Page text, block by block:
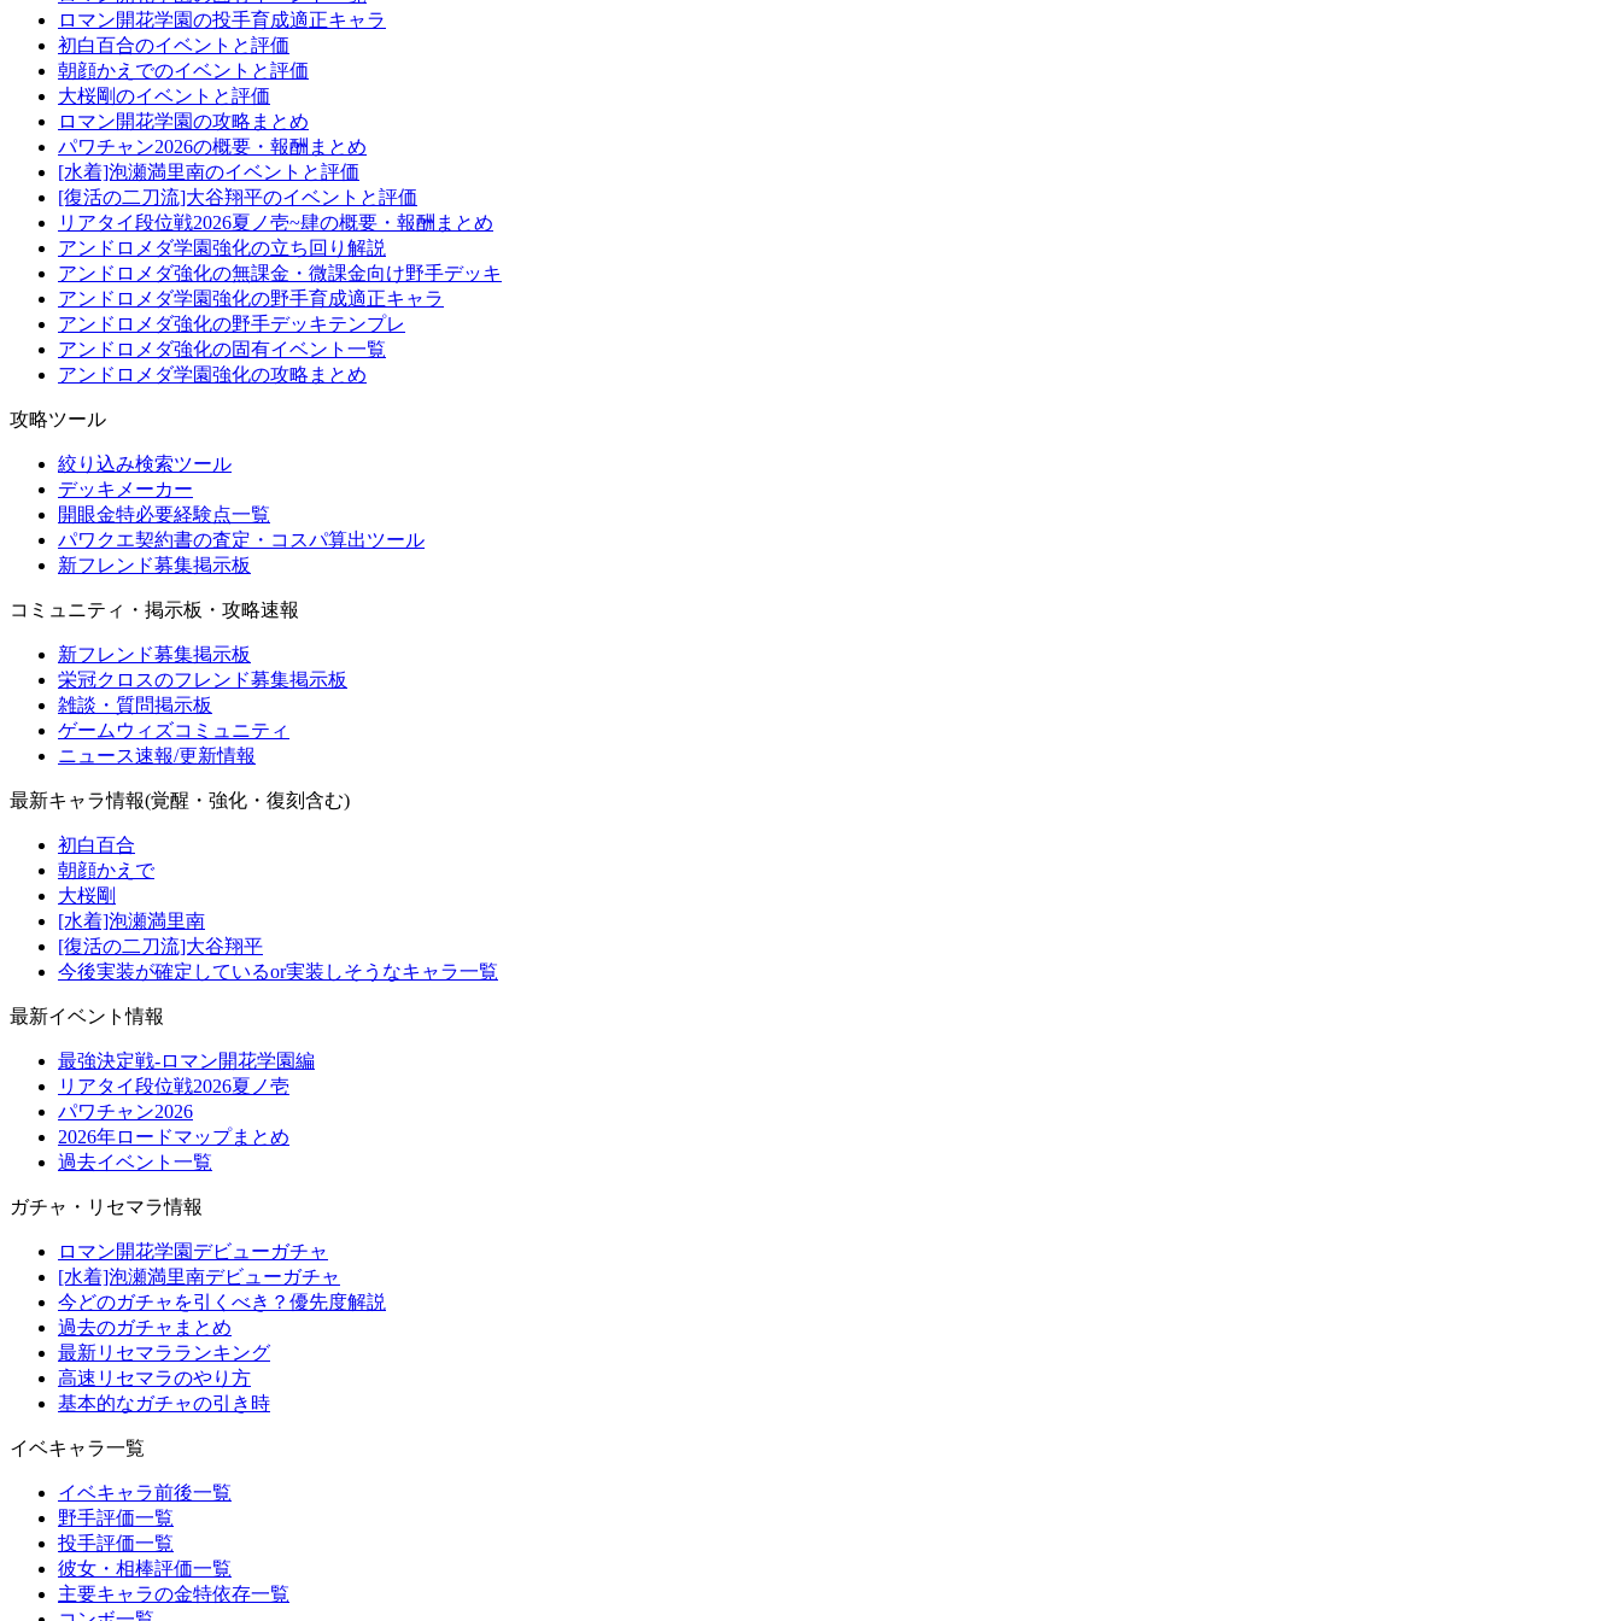
ロマン開花学園の投手育成適正キャラ
初白百合のイベントと評価
朝顔かえでのイベントと評価
大桜剛のイベントと評価
ロマン開花学園の攻略まとめ
パワチャン2026の概要・報酬まとめ
[水着]泡瀬満里南のイベントと評価
[復活の二刀流]大谷翔平のイベントと評価
リアタイ段位戦2026夏ノ壱~肆の概要・報酬まとめ
アンドロメダ学園強化の立ち回り解説
アンドロメダ強化の無課金・微課金向け野手デッキ
アンドロメダ学園強化の野手育成適正キャラ
アンドロメダ強化の野手デッキテンプレ
アンドロメダ強化の固有イベント一覧
アンドロメダ学園強化の攻略まとめ
攻略ツール
絞り込み検索ツール
デッキメーカー
開眼金特必要経験点一覧
パワクエ契約書の査定・コスパ算出ツール
新フレンド募集掲示板
コミュニティ・掲示板・攻略速報
新フレンド募集掲示板
栄冠クロスのフレンド募集掲示板
雑談・質問掲示板
ゲームウィズコミュニティ
ニュース速報/更新情報
最新キャラ情報(覚醒・強化・復刻含む)
初白百合
朝顔かえで
大桜剛
[水着]泡瀬満里南
[復活の二刀流]大谷翔平
今後実装が確定しているor実装しそうなキャラ一覧
最新イベント情報
最強決定戦-ロマン開花学園編
リアタイ段位戦2026夏ノ壱
パワチャン2026
2026年ロードマップまとめ
過去イベント一覧
ガチャ・リセマラ情報
ロマン開花学園デビューガチャ
[水着]泡瀬満里南デビューガチャ
今どのガチャを引くべき？優先度解説
過去のガチャまとめ
最新リセマラランキング
高速リセマラのやり方
基本的なガチャの引き時
イベキャラ一覧
イベキャラ前後一覧
野手評価一覧
投手評価一覧
彼女・相棒評価一覧
主要キャラの金特依存一覧